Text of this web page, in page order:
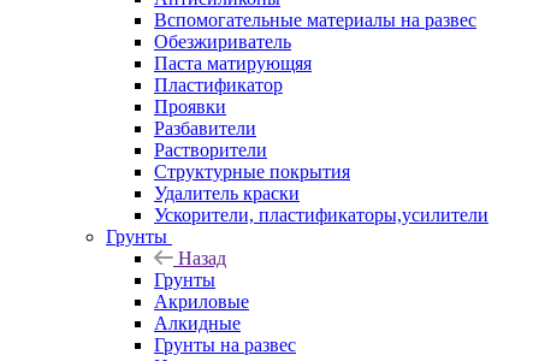
Вспомогательные материалы на развес
Обезжириватель
Паста матирующяя
Пластификатор
Проявки
Разбавители
Растворители
Структурные покрытия
Удалитель краски
Ускорители, пластификаторы,усилители
Грунты
Назад
Грунты
Акриловые
Алкидные
Грунты на развес